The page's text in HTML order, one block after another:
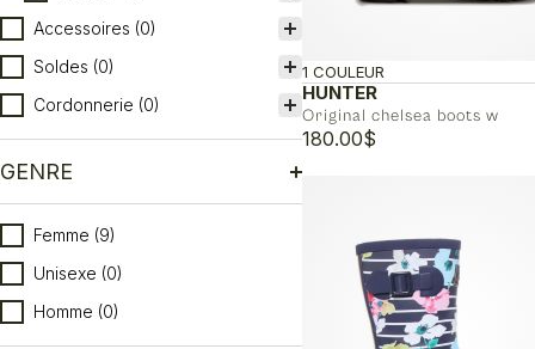
Accessoires (0)
Soldes (0)
Cordonnerie (0)
GENRE
Genre
Femme (9)
Unisexe (0)
Homme (0)
HUNTER
Original chelsea boots w
1 COULEUR
180.00$